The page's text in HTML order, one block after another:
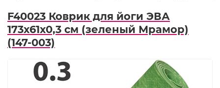
F40023 Коврик для йоги ЭВА
173х61х0,3 см (зеленый Мрамор)
(147-003)